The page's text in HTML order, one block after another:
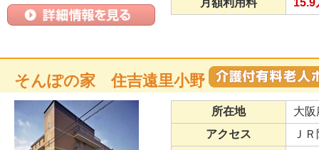
月額利用料
15.9
そんぽの家 住吉遠里小野
所在地
大
アクセス
Ｊ